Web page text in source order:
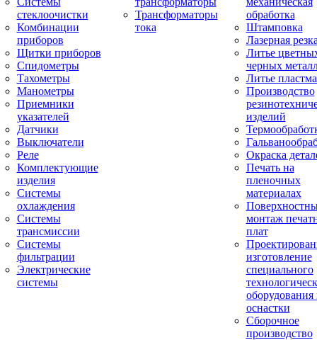
стеклоочистки
Комбинации
приборов
Щитки приборов
Спидометры
Тахометры
Манометры
Приемники
указателей
Датчики
Выключатели
Реле
Комплектующие
изделия
Системы
охлаждения
Системы
трансмиссии
Системы
фильтрации
Электрические
системы
Трансформаторы
тока
обработка
Штамповка
Лазерная
Литье
черных
Литье
Производство
изделий
Окраска
Печать на
пленочных
материалах
монтаж
плат
изготовление
специального
оборудования
оснастки
Сборочное
производство